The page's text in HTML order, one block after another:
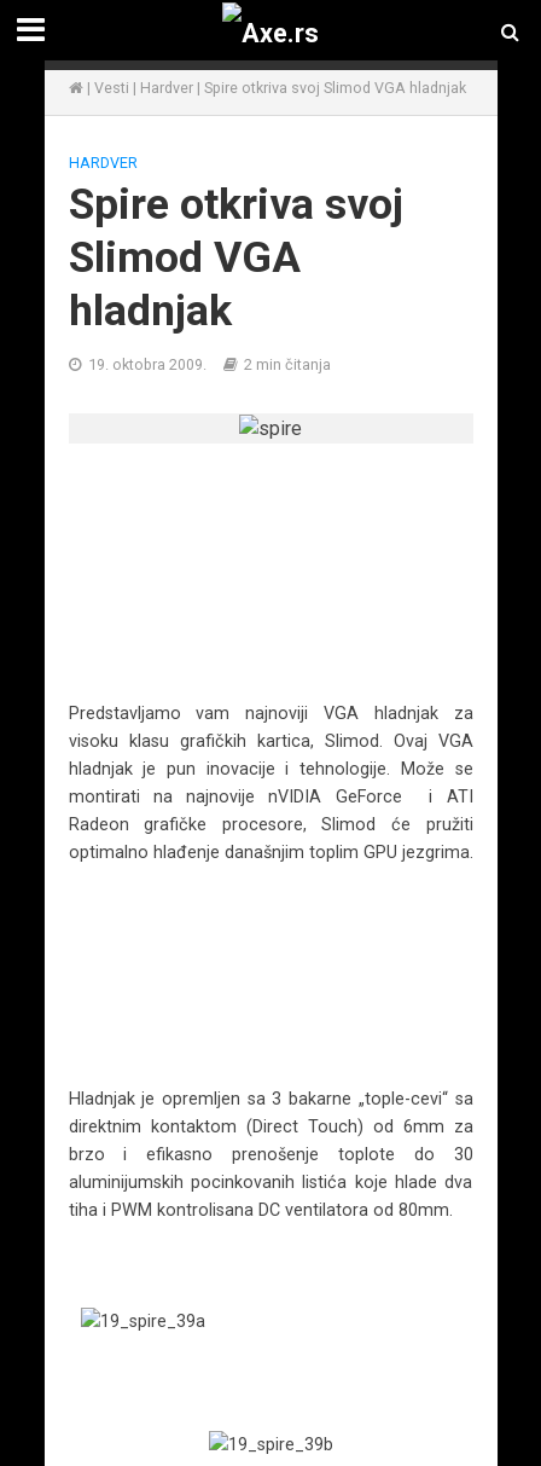
| Vesti | Hardver| Spire otkriva svoj Slimod VGA hladnjak
HARDVER
Spire otkriva svoj
Slimod VGA
hladnjak
19. oktobra 2009. 2 min čitanja
Predstavljamo vam najnoviji VGA hladnjak za
visoku klasu grafičkih kartica, Slimod. Ovaj VGA
hladnjak je pun inovacije i tehnologije. Može se
montirati na najnovije nVIDIA GeForce i ATI
Radeon grafičke procesore, Slimod će pružiti
optimalno hlađenje današnjim toplim GPU jezgrima.
Hladnjak je opremljen sa 3 bakarne „tople-cevi“ sa
direktnim kontaktom (Direct Touch) od 6mm za
brzo i efikasno prenošenje toplote do 30
aluminijumskih pocinkovanih listića koje hlade dva
tiha i PWM kontrolisana DC ventilatora od 80mm.